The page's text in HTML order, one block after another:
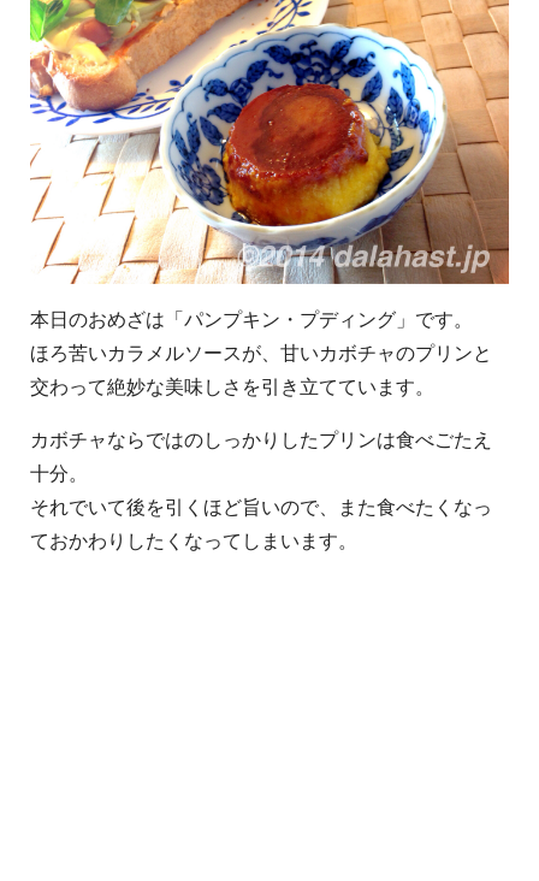
本日のおめざは「パンプキン・プディング」です。
ほろ苦いカラメルソースが、甘いカボチャのプリンと
交わって絶妙な美味しさを引き立てています。
カボチャならではのしっかりしたプリンは食べごたえ
十分。
それでいて後を引くほど旨いので、また食べたくなっ
ておかわりしたくなってしまいます。